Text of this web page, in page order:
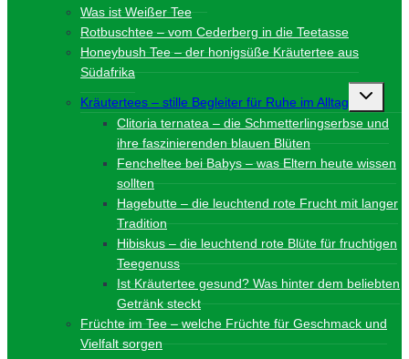
Was ist Weißer Tee
Rotbuschtee – vom Cederberg in die Teetasse
Honeybush Tee – der honigsüße Kräutertee aus
Südafrika
Kräutertees – stille Begleiter für Ruhe im Alltag
Clitoria ternatea – die Schmetterlingserbse und
ihre faszinierenden blauen Blüten
Fencheltee bei Babys – was Eltern heute wissen
sollten
Hagebutte – die leuchtend rote Frucht mit langer
Tradition
Hibiskus – die leuchtend rote Blüte für fruchtigen
Teegenuss
Ist Kräutertee gesund? Was hinter dem beliebten
Getränk steckt
Früchte im Tee – welche Früchte für Geschmack und
Vielfalt sorgen